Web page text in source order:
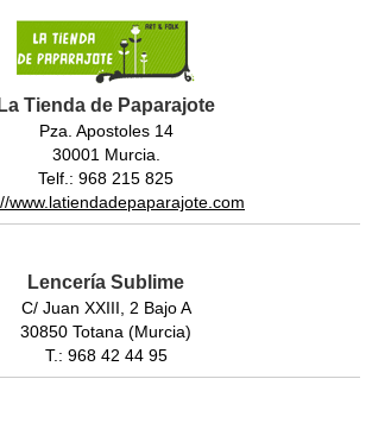
La Tienda de Paparajote
Pza. Apostoles 14
30001 Murcia.
Telf.: 968 215 825
www.latiendadepaparajote.com
Lencería Sublime
C/ Juan XXIII, 2 Bajo A
30850 Totana (Murcia)
T.: 968 42 44 95